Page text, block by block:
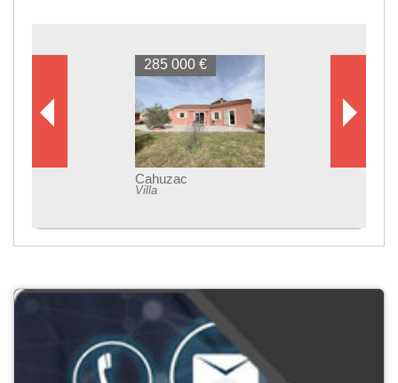
285 000 €
Cahuzac
Villa